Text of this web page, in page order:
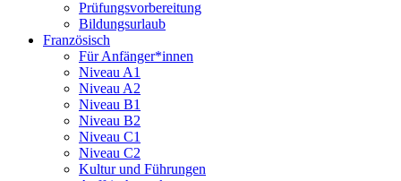
Prüfungsvorbereitung
Bildungsurlaub
Französisch
Für Anfänger*innen
Niveau A1
Niveau A2
Niveau B1
Niveau B2
Niveau C1
Niveau C2
Kultur und Führungen